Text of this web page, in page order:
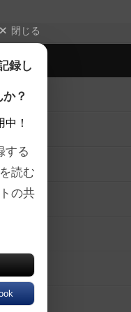
閉じる
録し
？
！
する
読む
の共